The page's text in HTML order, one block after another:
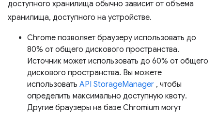
доступного хранилища обычно зависит от объема
хранилища, доступного на устройстве.
Chrome позволяет браузеру использовать до
80% от общего дискового пространства.
Источник может использовать до 60% от общего
дискового пространства. Вы можете
использовать API StorageManager , чтобы
определить максимально доступную квоту.
Другие браузеры на базе Chromium могут